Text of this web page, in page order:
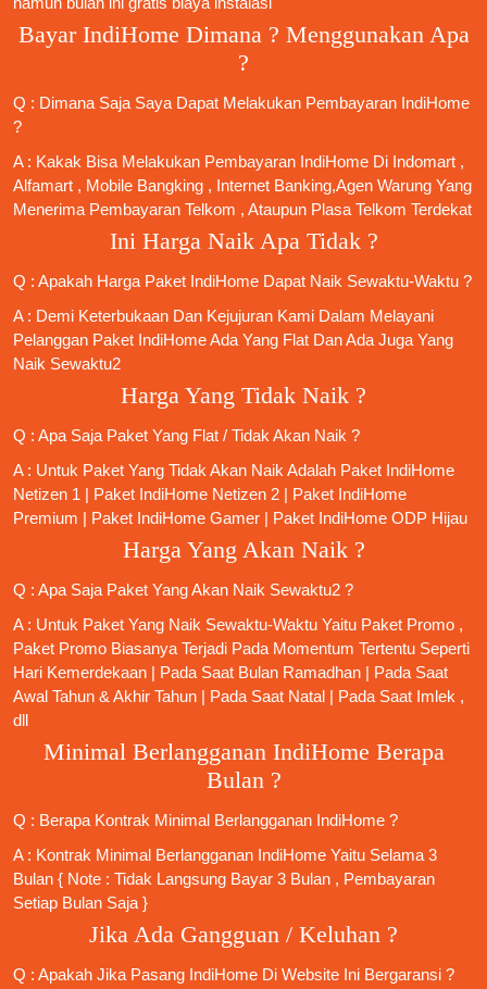
Bayar IndiHome Dimana ? Menggunakan Apa
?
Q : Dimana Saja Saya Dapat Melakukan Pembayaran IndiHome
?
A : Kakak Bisa Melakukan Pembayaran IndiHome Di Indomart ,
Alfamart , Mobile Bangking , Internet Banking,Agen Warung Yang
Menerima Pembayaran Telkom , Ataupun Plasa Telkom Terdekat
Ini Harga Naik Apa Tidak ?
Q : Apakah Harga Paket IndiHome Dapat Naik Sewaktu-Waktu ?
A : Demi Keterbukaan Dan Kejujuran Kami Dalam Melayani
Pelanggan Paket IndiHome Ada Yang Flat Dan Ada Juga Yang
Naik Sewaktu2
Harga Yang Tidak Naik ?
Q : Apa Saja Paket Yang Flat / Tidak Akan Naik ?
A : Untuk Paket Yang Tidak Akan Naik Adalah Paket IndiHome
Netizen 1 | Paket IndiHome Netizen 2 | Paket IndiHome
Premium | Paket IndiHome Gamer | Paket IndiHome ODP Hijau
Harga Yang Akan Naik ?
Q : Apa Saja Paket Yang Akan Naik Sewaktu2 ?
A : Untuk Paket Yang Naik Sewaktu-Waktu Yaitu Paket Promo ,
Paket Promo Biasanya Terjadi Pada Momentum Tertentu Seperti
Hari Kemerdekaan | Pada Saat Bulan Ramadhan | Pada Saat
Awal Tahun & Akhir Tahun | Pada Saat Natal | Pada Saat Imlek ,
dll
Minimal Berlangganan IndiHome Berapa
Bulan ?
Q : Berapa Kontrak Minimal Berlangganan IndiHome ?
A : Kontrak Minimal Berlangganan IndiHome Yaitu Selama 3
Bulan { Note : Tidak Langsung Bayar 3 Bulan , Pembayaran
Setiap Bulan Saja }
Jika Ada Gangguan / Keluhan ?
Q : Apakah Jika Pasang IndiHome Di Website Ini Bergaransi ?